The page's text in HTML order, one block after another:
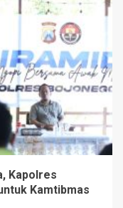
Kapolres
Kamtibmas